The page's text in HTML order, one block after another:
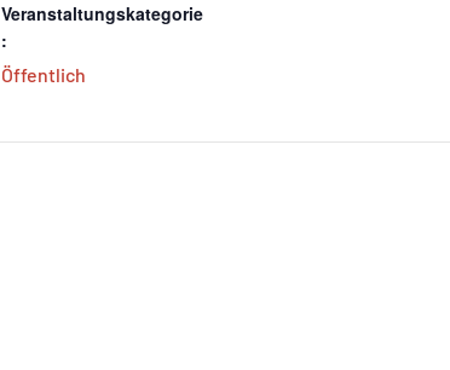
Veranstaltungskategorie
:
Öffentlich